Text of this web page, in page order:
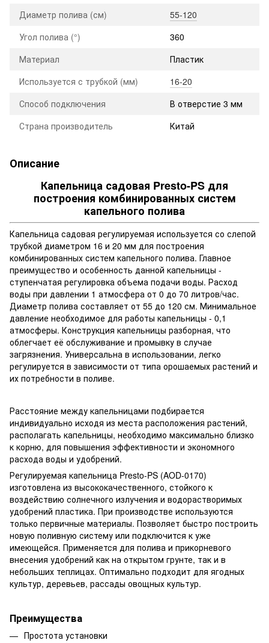
Диаметр полива (см)
55-120
Угол полива (°)
360
Материал
Пластик
Используется с трубкой (мм)
16-20
Способ подключения
В отверстие 3 мм
Страна производитель
Китай
Описание
Капельница садовая Presto-PS для
построения комбинированных систем
капельного полива
Капельница садовая регулируемая используется со слепой
трубкой диаметром 16 и 20 мм для построения
комбинированных систем капельного полива. Главное
преимущество и особенность данной капельницы -
ступенчатая регулировка объема подачи воды. Расход
воды при давлении 1 атмосфера от 0 до 70 литров/час.
Диаметр полива составляет от 55 до 120 см. Минимальное
давление необходимое для работы капельницы - 0,1
атмосферы. Конструкция капельницы разборная, что
облегчает её обслуживание и промывку в случае
загрязнения. Универсальна в использовании, легко
регулируется в зависимости от типа орошаемых растений и
их потребности в поливе.
Расстояние между капельницами подбирается
индивидуально исходя из места расположения растений,
располагать капельницы, необходимо максимально близко
к корню, для повышения эффективности и экономного
расхода воды и удобрений.
Регулируемая капельница Presto-PS (AOD-0170)
изготовлена из высококачественного, стойкого к
воздействию солнечного излучения и водорастворимых
удобрений пластика. При производстве используются
только первичные материалы. Позволяет быстро построить
новую поливную систему или подключится к уже
имеющейся. Применяется для полива и прикорневого
внесения удобрений как на открытом грунте, так и в
небольших теплицах. Оптимально подходит для ягодных
культур, деревьев, рассады овощных культур.
Преимущества
Простота установки